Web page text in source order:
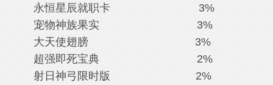
永恒星辰就职卡 3%
宠物神族果实 3%
大天使翅膀 3%
超强即死宝典 2%
射日神弓限时版 2%